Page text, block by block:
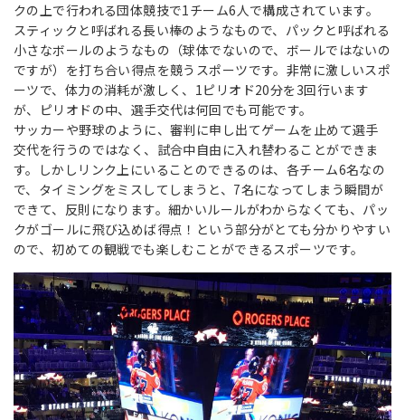
クの上で行われる団体競技で1チーム6人で構成されています。
スティックと呼ばれる長い棒のようなもので、パックと呼ばれる
小さなボールのようなもの（球体でないので、ボールではないの
ですが）を打ち合い得点を競うスポーツです。非常に激しいスポ
ーツで、体力の消耗が激しく、1ピリオド20分を3回行います
が、ピリオドの中、選手交代は何回でも可能です。
サッカーや野球のように、審判に申し出てゲームを止めて選手
交代を行うのではなく、試合中自由に入れ替わることができま
す。しかしリンク上にいることのできるのは、各チーム6名なの
で、タイミングをミスしてしまうと、7名になってしまう瞬間が
できて、反則になります。細かいルールがわからなくても、パッ
クがゴールに飛び込めば得点！という部分がとても分かりやすい
ので、初めての観戦でも楽しむことができるスポーツです。